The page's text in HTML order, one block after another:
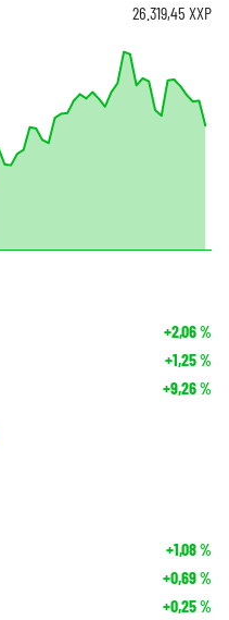
26.319,45 XXP
+2,06%
+1,25%
+9,26%
+1,08%
+0,69%
+0,25%